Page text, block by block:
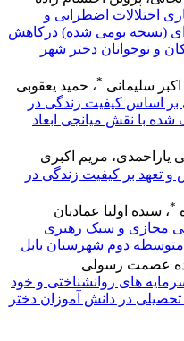
اختلالات اضطرابی و
ای (نسخه بومی شده) درکاهش
و نوجوانان دختر شهر
سلیمانی *، حمید یعقوبی
اساس کیفیت زندگی در
با نقش میانجی ابعاد
یاراحمدی، مریم اکبری
و تعهد بر کیفیت زندگی در
*، سیده اولیا عمادیان
مجازی و سبک رهبری
متوسطه دوم شهرستان بابل
عصمت رسولی
های روانشناختی و خود
در دانش آموزان دختر